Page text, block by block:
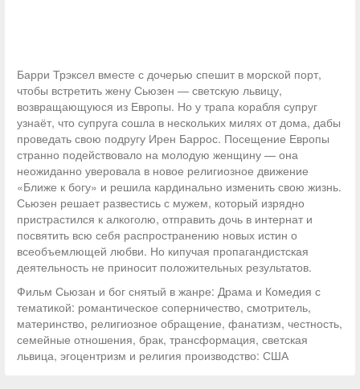
Барри Трэксел вместе с дочерью спешит в морской порт,
чтобы встретить жену Сьюзен — светскую львицу,
возвращающуюся из Европы. Но у трапа корабля супруг
узнаёт, что супруга сошла в нескольких милях от дома, дабы
проведать свою подругу Ирен Баррос. Посещение Европы
странно подействовало на молодую женщину — она
неожиданно уверовала в новое религиозное движение
«Ближе к богу» и решила кардинально изменить свою жизнь.
Сьюзен решает развестись с мужем, который изрядно
пристрастился к алкоголю, отправить дочь в интернат и
посвятить всю себя распространению новых истин о
всеобъемлющей любви. Но кипучая пропагандистская
деятельность не приносит положительных результатов.
Фильм Сьюзан и бог снятый в жанре: Драма и Комедия с
тематикой: романтическое соперничество, смотритель,
материнство, религиозное обращение, фанатизм, честность,
семейные отношения, брак, трансформация, светская
львица, эгоцентризм и религия производство: США